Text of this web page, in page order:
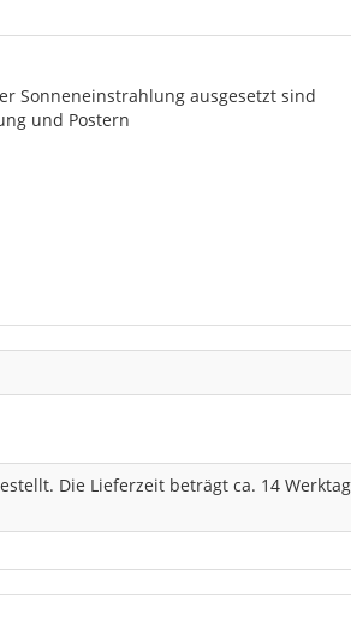
Sonneneinstrahlung ausgesetzt sind
und Postern
Die Lieferzeit beträgt ca. 14